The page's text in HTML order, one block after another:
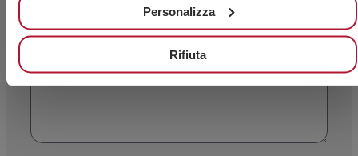
Personalizza
Rifiuta